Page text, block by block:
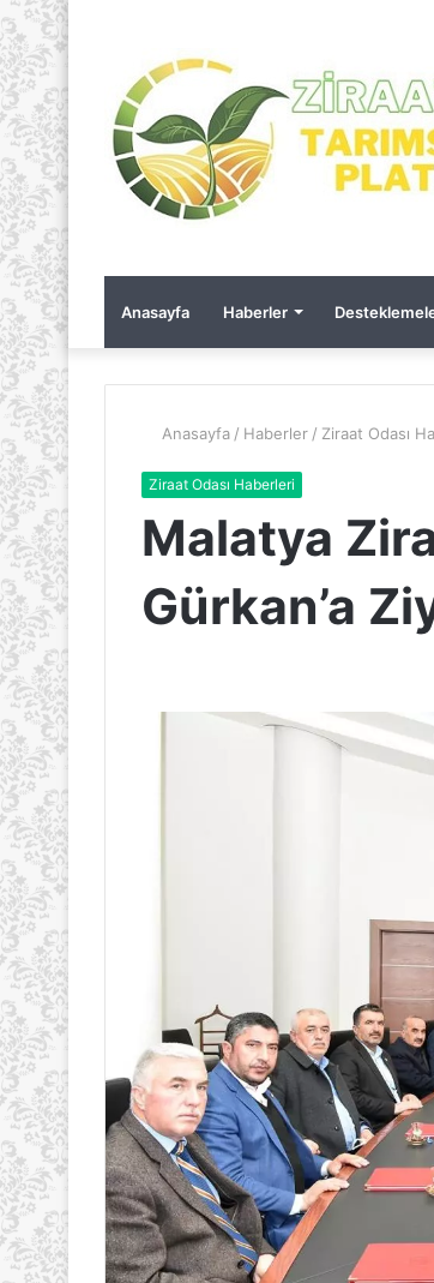
Anasayfa Haberler
Anasayfa / Haberler / Ziraat Odası
Ziraat Odası Haberleri
Malatya
Gürkan’a